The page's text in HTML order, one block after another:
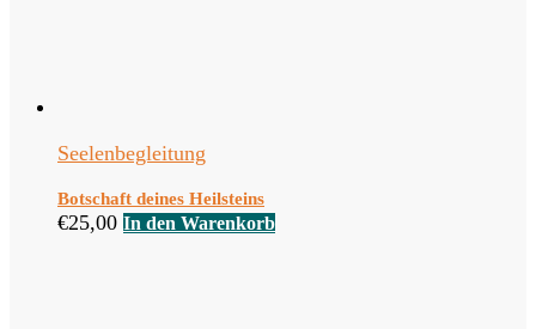
Seelenbegleitung
Botschaft deines Heilsteins
€25,00 In den Warenkorb